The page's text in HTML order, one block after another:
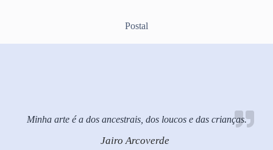
Postal
Minha arte é a dos ancestrais, dos loucos e das crianças.
Jairo Arcoverde